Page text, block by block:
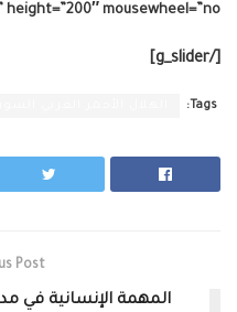
height=”200″ mousewheel=”no”]
[/g_slider]
Tags:
Post
المهمة الإنسانية في